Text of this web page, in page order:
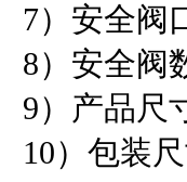
7）安全阀
8）安全阀
9）产品尺
10）包装